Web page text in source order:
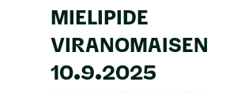
MIELIPIDE
VIRANOMAISEN
10.9.2025